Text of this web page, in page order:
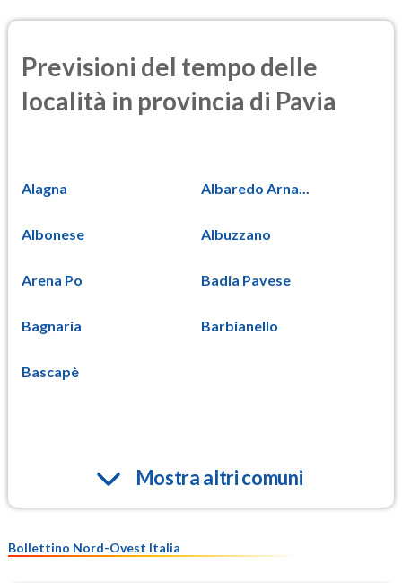
Previsioni del tempo delle
località in provincia di Pavia
Alagna Albaredo Arna...
Albonese Albuzzano
Arena Po Badia Pavese
Bagnaria Barbianello
Bascapè
Mostra altri comuni
Bollettino Nord-Ovest Italia